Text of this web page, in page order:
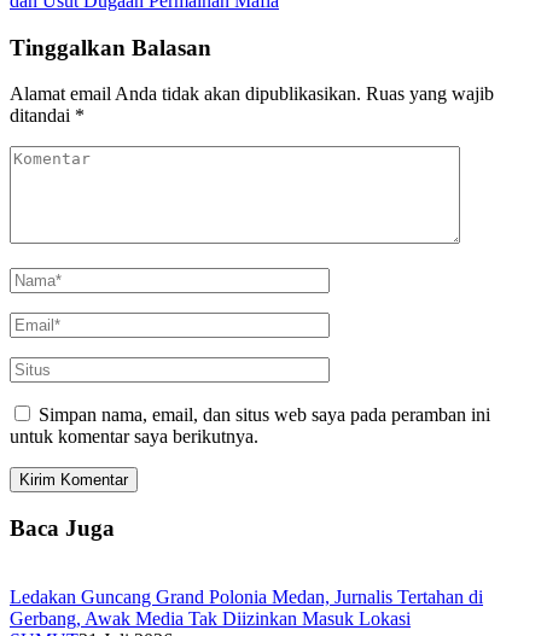
Tinggalkan Balasan
Alamat email Anda tidak akan dipublikasikan. Ruas yang wajib
ditandai *
Simpan nama, email, dan situs web saya pada peramban ini
untuk komentar saya berikutnya.
Baca Juga
Ledakan Guncang Grand Polonia Medan, Jurnalis Tertahan di
Gerbang, Awak Media Tak Diizinkan Masuk Lokasi